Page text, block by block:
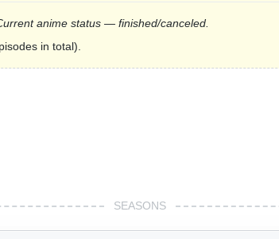
anime status — finished/canceled.
in total).
SEASONS